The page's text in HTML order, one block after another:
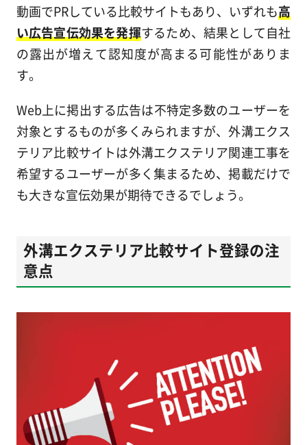
動画でPRしている比較サイトもあり、いずれも高
い広告宣伝効果を発揮するため、結果として自社
の露出が増えて認知度が高まる可能性がありま
す。
Web上に掲出する広告は不特定多数のユーザーを
対象とするものが多くみられますが、外溝エクス
テリア比較サイトは外溝エクステリア関連工事を
希望するユーザーが多く集まるため、掲載だけで
も大きな宣伝効果が期待できるでしょう。
外溝エクステリア比較サイト登録の注
意点